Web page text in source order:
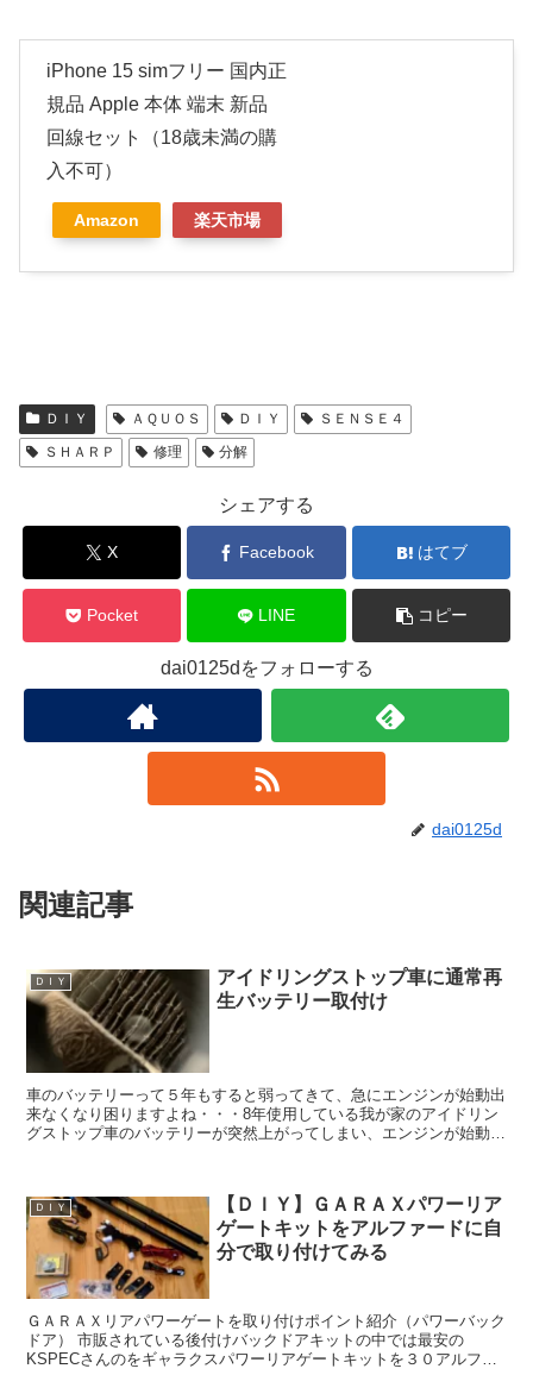
iPhone 15 simフリー 国内正
規品 Apple 本体 端末 新品
回線セット（18歳未満の購
入不可）
Amazon 楽天市場
ＤＩＹ ＡＱＵＯＳ ＤＩＹ
ＳＥＮＳＥ４
ＳＨＡＲＰ
修理 分解
シェアする
X Facebook はてブ
Pocket LINE コピー
dai0125dをフォローする
dai0125d
関連記事
ＤＩＹ
アイドリングストップ車に通常再
生バッテリー取付け
車のバッテリーって５年もすると弱ってきて、急にエンジンが始動出
来なくなり困りますよね・・・8年使用している我が家のアイドリン
グストップ車のバッテリーが突然上がってしまい、エンジンが始動で
ＤＩＹ
【ＤＩＹ】ＧＡＲＡＸパワーリア
ゲートキットをアルファードに自
分で取り付けてみる
ＧＡＲＡＸリアパワーゲートを取り付けポイント紹介（パワーバック
ドア） 市販されている後付けバックドアキットの中では最安の
KSPECさんのをギャラクスパワーリアゲートキットを３０アルファ